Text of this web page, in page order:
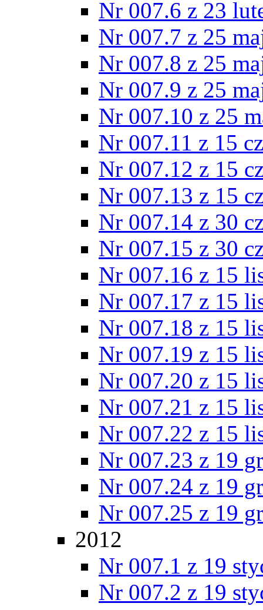
Nr 007.6 z 23
Nr 007.7 z 25
Nr 007.8 z 25
Nr 007.9 z 25
Nr 007.10 z 25
Nr 007.11 z 15
Nr 007.12 z 15
Nr 007.13 z 15
Nr 007.14 z 30
Nr 007.15 z 30
Nr 007.16 z 15
Nr 007.17 z 15
Nr 007.18 z 15
Nr 007.19 z 15
Nr 007.20 z 15
Nr 007.21 z 15
Nr 007.22 z 15
Nr 007.23 z 19
Nr 007.24 z 19
Nr 007.25 z 19
2012
Nr 007.1 z 19
Nr 007.2 z 19